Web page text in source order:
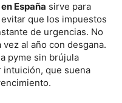
España sirve para
que los impuestos
de urgencias. No
al año con desgana.
pyme sin brújula
que suena